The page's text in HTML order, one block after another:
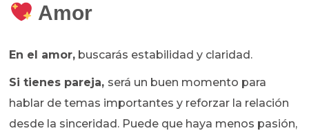
Amor
En el amor, buscarás estabilidad y claridad.
Si tienes pareja, será un buen momento para
hablar de temas importantes y reforzar la relación
desde la sinceridad. Puede que haya menos pasión,